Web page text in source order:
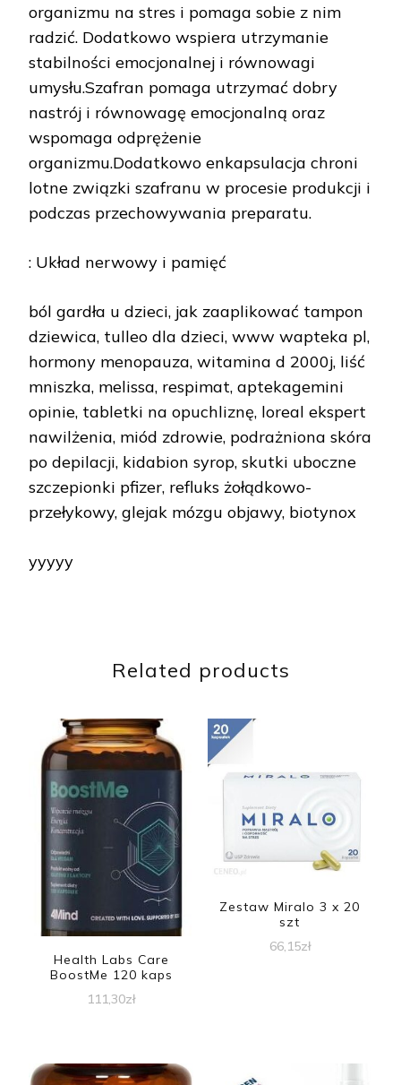
organizmu na stres i pomaga sobie z nim
radzić. Dodatkowo wspiera utrzymanie
stabilności emocjonalnej i równowagi
umysłu.Szafran pomaga utrzymać dobry
nastrój i równowagę emocjonalną oraz
wspomaga odprężenie
organizmu.Dodatkowo enkapsulacja chroni
lotne związki szafranu w procesie produkcji i
podczas przechowywania preparatu.
: Układ nerwowy i pamięć
ból gardła u dzieci, jak zaaplikować tampon
dziewica, tulleo dla dzieci, www wapteka pl,
hormony menopauza, witamina d 2000j, liść
mniszka, melissa, respimat, aptekagemini
opinie, tabletki na opuchliznę, loreal ekspert
nawilżenia, miód zdrowie, podrażniona skóra
po depilacji, kidabion syrop, skutki uboczne
szczepionki pfizer, refluks żołądkowo-
przełykowy, glejak mózgu objawy, biotynox
yyyyy
Related products
Health Labs Care
BoostMe 120 kaps
111,30zł
Zestaw Miralo 3 x 20
szt
66,15zł